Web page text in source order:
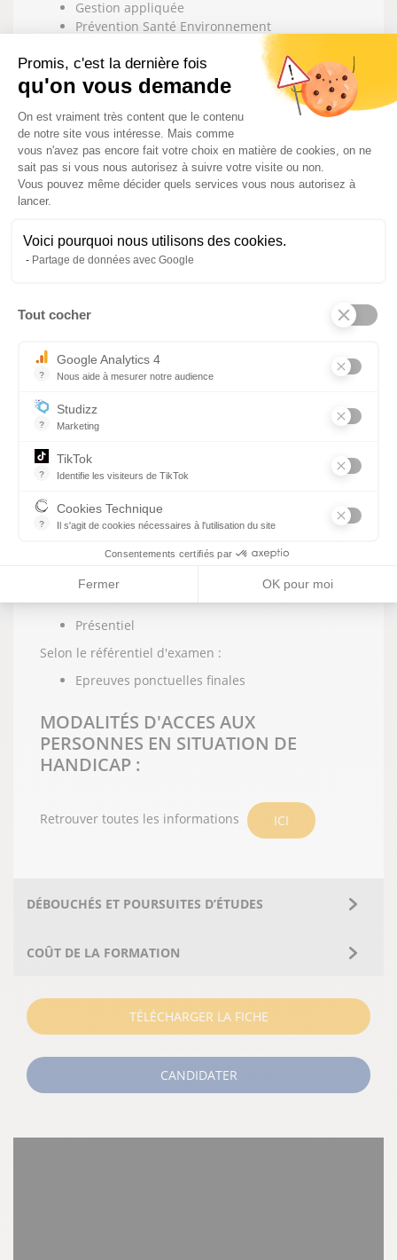
Promis, c'est la dernière fois
qu'on vous demande
Plateforme de Gestion du
On est vraiment très content que le contenu
de notre site vous intéresse. Mais comme
vous n'avez pas encore fait votre choix en matière de cookies, on ne
sait pas si vous nous autorisez à suivre votre visite ou non.
Vous pouvez même décider quels services vous nous autorisez à
lancer.
Voici pourquoi nous utilisons des cookies.
Partage de données avec Google
Tout cocher
?
Google Analytics 4
Nous aide à mesurer notre audience
?
Studizz
Marketing
?
TikTok
Identifie les visiteurs de TikTok
?
Cookies Technique
Il s'agit de cookies nécessaires à l'utilisation du site
Consentements certifiés par
Fermer OK pour moi
Gestion appliquée
Prévention Santé Environnement
Mathématiques
Histoire Géographie Éducation Civique
Sciences Physiques
Éducation Physique et Sportive
MODALITÉS PÉDAGOGIQUES :
pour accompagner au plus près les besoins des
apprentis et des entreprises. Ainsi depuis
accrue des apprentis en entreprise.
proposent aujourd'hui :
Une petite partie des cours en
35h
sur 2 ans) avec des cours à suivre en ligne à
Une formation alternée entre l'entreprise et le
Centre de Formation.
Des Formations appliquées aux métiers avec
mise en situation sur plateaux techniques.
MODALITÉS D'EXAMENS DES
FORMATIONS :
Présentiel
Selon le référentiel d'examen :
Epreuves ponctuelles finales
MODALITÉS D'ACCES AUX
PERSONNES EN SITUATION DE
HANDICAP :
Retrouver toutes les informations ICI
DÉBOUCHÉS ET POURSUITES D’ÉTUDES
COÛT DE LA FORMATION
TÉLÉCHARGER LA FICHE
CANDIDATER